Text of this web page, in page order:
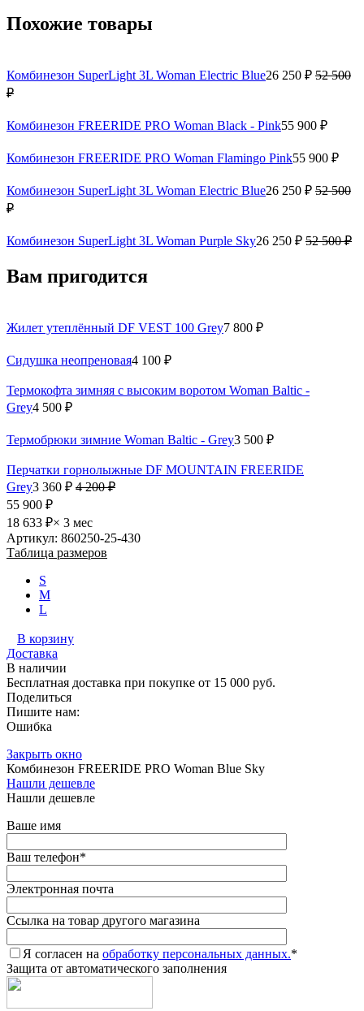
Похожие товары
Комбинезон SuperLight 3L Woman Electric Blue26 250 ₽ 52 500
₽
Комбинезон FREERIDE PRO Woman Black - Pink55 900 ₽
Комбинезон FREERIDE PRO Woman Flamingo Pink55 900 ₽
Комбинезон SuperLight 3L Woman Electric Blue26 250 ₽ 52 500
₽
Комбинезон SuperLight 3L Woman Purple Sky26 250 ₽ 52 500 ₽
Вам пригодится
Жилет утеплённый DF VEST 100 Grey7 800 ₽
Сидушка неопреновая4 100 ₽
Термокофта зимняя с высоким воротом Woman Baltic -
Grey4 500 ₽
Термобрюки зимние Woman Baltic - Grey3 500 ₽
Перчатки горнолыжные DF MOUNTAIN FREERIDE
Grey3 360 ₽ 4 200 ₽
55 900 ₽
18 633 ₽× 3 мес
Артикул: 860250-25-430
Таблица размеров
S
M
L
В корзину
Доставка
В наличии
Бесплатная доставка при покупке от 15 000 руб.
Поделиться
Пишите нам:
Ошибка
Закрыть окно
Комбинезон FREERIDE PRO Woman Blue Sky
Нашли дешевле
Нашли дешевле
Ваше имя
Ваш телефон*
Электронная почта
Ссылка на товар другого магазина
Я согласен на обработку персональных данных.*
Защита от автоматического заполнения